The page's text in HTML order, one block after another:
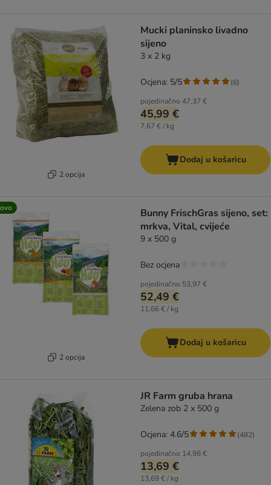
2 opcija
Mucki planinsko livadno
sijeno
3 x 2 kg
pojedinačno 47,37 €
45,99 €
7,67 € / kg
Ocjena: 5/5 (6)
Dodaj u košaricu
2 opcija
Bunny FrischGras sijeno, set:
mrkva, Vital, cvijeće
9 x 500 g
pojedinačno 53,97 €
52,49 €
11,66 € / kg
Bez ocjena
Dodaj u košaricu
JR Farm gruba hrana
Zelena zob 2 x 500 g
pojedinačno 14,98 €
13,69 €
13,69 € / kg
Ocjena: 4.6/5 (482)